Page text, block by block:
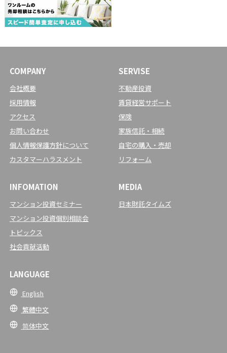
COMPANY
会社概要
採用情報
アクセス
お問い合わせ
個人情報保護方針について
カスタマーハラスメント
SERVISE
不動産投資
賃貸経営サポート
保険
家族信託・相続
自宅の購入・売却
リフォーム
INFOMATION
マンション投資セミナー
マンション投資個別相談会
トピックス
社会貢献活動
MEDIA
日本財託タイムズ
LANGUAGE
English
繁體中文
简体中文